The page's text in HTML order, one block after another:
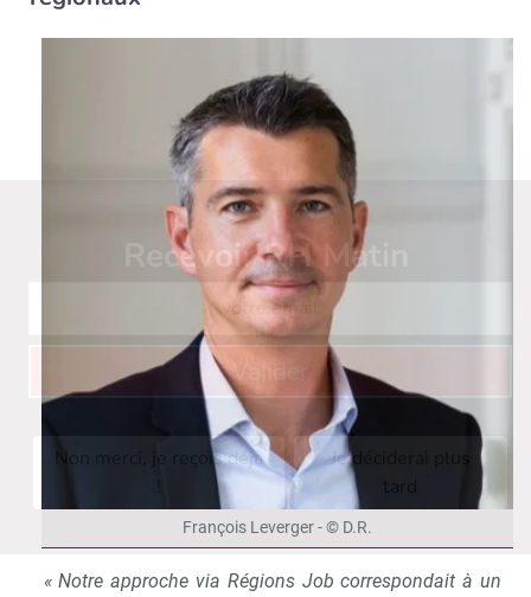
François Leverger - © D.R.
« Notre approche via Régions Job correspondait à un
Recevoir RH Matin
Valider
Non merci, je reçois déjà
Je déciderai plus